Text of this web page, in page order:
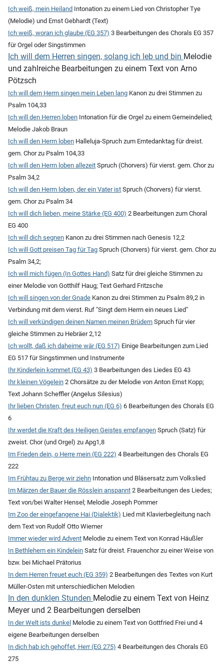
Ich weiß, mein Heiland Intonation zu einem Lied von Christopher Tye
(Melodie) und Ernst Gebhardt (Text)
Ich weiß, woran ich glaube (EG 357) 3 Bearbeitungen des Chorals EG 357
für Orgel oder Singstimmen
Ich will dem Herren singen, solang ich leb und bin Melodie
und zahlreiche Bearbeitungen zu einem Text von Arno
Pötzsch
Ich will dem Herrn singen mein Leben lang Kanon zu drei Stimmen zu
Psalm 104,33
Ich will den Herren loben Intonation für die Orgel zu einem Gemeindelied;
Melodie Jakob Braun
Ich will den Herrn loben Halleluja-Spruch zum Erntedanktag für dreist.
gem. Chor zu Psalm 104,33
Ich will den Herrn loben allezeit Spruch (Chorvers) für vierst. gem. Chor zu
Psalm 34,2
Ich will den Herrn loben, der ein Vater ist Spruch (Chorvers) für vierst.
gem. Chor zu Psalm 34
Ich will dich lieben, meine Stärke (EG 400) 2 Bearbeitungen zum Choral
EG 400
Ich will dich segnen Kanon zu drei Stimmen nach Genesis 12,2
Ich will Gott preisen Tag für Tag Spruch (Chorvers) für vierst. gem. Chor zu
Psalm 34,2;
Ich will mich fügen (In Gottes Hand) Satz für drei gleiche Stimmen zu
einer Melodie von Gotthilf Haug; Text Gerhard Fritzsche
Ich will singen von der Gnade Kanon zu drei Stimmen zu Psalm 89,2 in
Verbindung mit dem vierst. Ruf "Singt dem Herrn ein neues Lied"
Ich will verkündigen deinen Namen meinen Brüdern Spruch für vier
gleiche Stimmen zu Hebräer 2,12
Ich wollt, daß ich daheime wär (EG 517) Einige Bearbeitungen zum Lied
EG 517 für Singstimmen und Instrumente
Ihr Kinderlein kommet (EG 43) 3 Bearbeitungen des Liedes EG 43
Ihr kleinen Vögelein 2 Chorsätze zu der Melodie von Anton Ernst Kopp;
Text Johann Scheffler (Angelus Silesius)
Ihr lieben Christen, freut euch nun (EG 6) 6 Bearbeitungen des Chorals EG
6
Ihr werdet die Kraft des Heiligen Geistes empfangen Spruch (Satz) für
zweist. Chor (und Orgel) zu Apg1,8
Im Frieden dein, o Herre mein (EG 222) 4 Bearbeitungen des Chorals EG
222
Im Frühtau zu Berge wir ziehn Intonation und Bläsersatz zum Volkslied
Im Märzen der Bauer die Rösslein anspannt 2 Bearbeitungen des Liedes;
Text von/bei Walter Hensel; Melodie Joseph Pommer
Im Zoo der eingefangene Hai (Dialektik) Lied mit Klavierbegleitung nach
dem Text von Rudolf Otto Wiemer
Immer wieder wird Advent Melodie zu einem Text von Konrad Häußler
In Bethlehem ein Kindelein Satz für dreist. Frauenchor zu einer Weise von
bzw. bei Michael Prätorius
In dem Herren freuet euch (EG 359) 2 Bearbeitungen des Textes von Kurt
Müller-Osten mit unterschiedlichen Melodien
In den dunklen Stunden Melodie zu einem Text von Heinz
Meyer und 2 Bearbeitungen derselben
In der Welt ists dunkel Melodie zu einem Text von Gottfried Frei und 4
eigene Bearbeitungen derselben
In dich hab ich gehoffet, Herr (EG 275) 4 Bearbeitungen des Chorals EG
275